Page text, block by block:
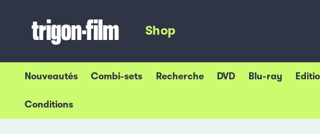
Shop
Nouveautés Combi-sets Recherche DVD Blu-ray
Conditions